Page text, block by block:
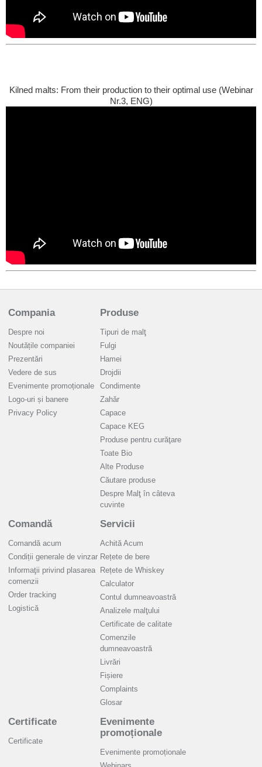
Kilned malts: From their production to their optimal use (Webinar
Nr.3, ENG)
Compania
Despre noi
Noutățile companiei
Prezentări
Vedere de sus
Evenimente promoționale
Logo-uri și banere
Privacy Policy
Produse
Tipuri de malţ
Fulgi
Hamei
Drojdii
Condimente
Zahăr
Capace
Capace KEG
Produse pentru curăţare
Toate Bio
Alte Produse
Căutare produse
Despre Malţ în câteva
cuvinte
Comandă
Comandă acum
Condiții generale de vinzar
Informaţii privind plasarea
comenzii
Order tracking
Logistică
Servicii
Achită Acum
Rețete de bere
Rețete de Whiskey
Calculator
Contul dumneavoastră
Analizele malţului
Certificate de calitate
Comenzile
dumneavoastră
Livrări
Fișiere
Complaints
Glosar
Certificate
Certificate
Evenimente
promoționale
Evenimente promoționale